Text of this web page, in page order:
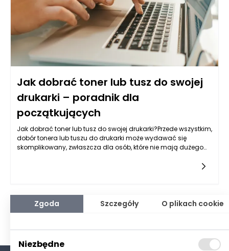
Jak dobrać toner lub tusz do swojej
drukarki – poradnik dla
początkujących
Jak dobrać toner lub tusz do swojej drukarki?Przede wszystkim,
dobór tonera lub tuszu do drukarki może wydawać się
skomplikowany, zwłaszcza dla osób, które nie mają dużego
Zgoda Szczegóły O plikach cookie
Niezbędne